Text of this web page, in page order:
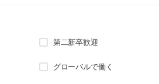
第二新卒歓迎
グローバルで働く